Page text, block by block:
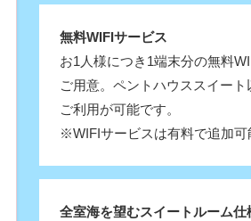
無料WIFIサービス
お1人様につき1端末分の無料
ご用意。ペントハウススイー
ご利用が可能です。
※WIFIサービスは有料で追加可
全室海を望むスイートルーム仕